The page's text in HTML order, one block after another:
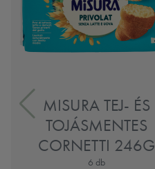
MISURA TEJ- ÉS
TOJÁSMENTES
CORNETTI 246G
6 db